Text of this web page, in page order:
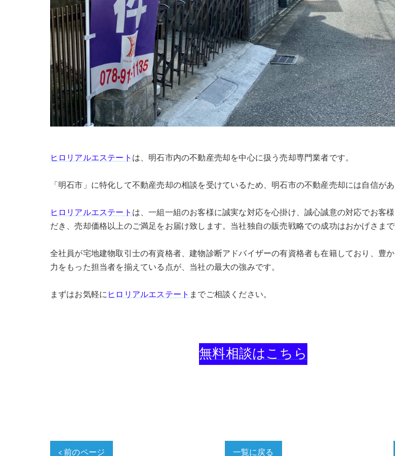
ヒロリアルエステートは、明石市内の不動産売却を中心に扱う売却専門業者です。
「明石市」に特化して不動産売却の相談を受けているため、明石市の不動産売却には自信があ
ヒロリアルエステートは、一組一組のお客様に誠実な対応を心掛け、誠心誠意の対応でお客
だき、売却価格以上のご満足をお届け致します。当社独自の販売戦略での成功はおかげさまで
全社員が宅地建物取引士の有資格者、建物診断アドバイザーの有資格者も在籍しており、豊
力をもった担当者を揃えている点が、当社の最大の強みです。
まずはお気軽にヒロリアルエステートまでご相談ください。
無料相談はこちら
< 前のページ 一覧に戻る